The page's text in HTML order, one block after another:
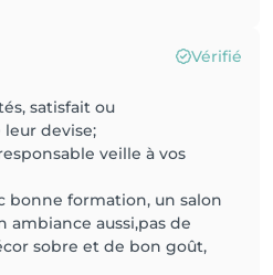
Vérifié
satisfait ou
devise;
veille à vos
bonne formation, un salon
ambiance aussi,pas de
sobre et de bon goût,